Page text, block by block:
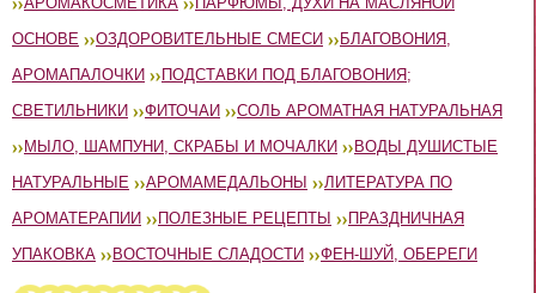
ОСНОВЕ
ОЗДОРОВИТЕЛЬНЫЕ СМЕСИ
БЛАГОВОНИЯ,
АРОМАПАЛОЧКИ
ПОДСТАВКИ ПОД БЛАГОВОНИЯ;
СВЕТИЛЬНИКИ
ФИТОЧАИ
СОЛЬ АРОМАТНАЯ НАТУРАЛЬНАЯ
МЫЛО, ШАМПУНИ, СКРАБЫ И МОЧАЛКИ
ВОДЫ ДУШИСТЫЕ
НАТУРАЛЬНЫЕ
АРОМАМЕДАЛЬОНЫ
ЛИТЕРАТУРА ПО
АРОМАТЕРАПИИ
ПОЛЕЗНЫЕ РЕЦЕПТЫ
ПРАЗДНИЧНАЯ
УПАКОВКА
ВОСТОЧНЫЕ СЛАДОСТИ ФЕН-ШУЙ, ОБЕРЕГИ